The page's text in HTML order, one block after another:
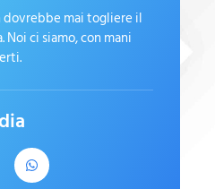
dovrebbe mai togliere il
ci siamo, con mani